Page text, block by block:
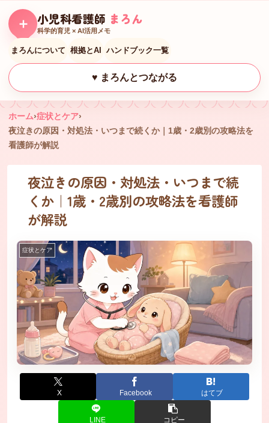
＋ 小児科看護師 まろん
科学的育児 × AI活用メモ
まろんについて 根拠とAI ハンドブック一覧
♥ まろんとつながる
ホーム›症状とケア›
夜泣きの原因・対処法・いつまで続くか｜1歳・2歳別の攻略法を
看護師が解説
夜泣きの原因・対処法・いつまで続
くか｜1歳・2歳別の攻略法を看護師
が解説
症状とケア
X Facebook はてブ
LINE コピー